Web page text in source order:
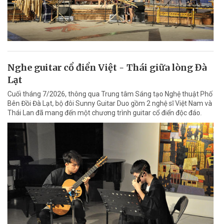
Nghe guitar cổ điển Việt - Thái giữa lòng Đà
Lạt
Cuối tháng 7/2026, thông qua Trung tâm Sáng tạo Nghệ thuật Phố
Bên Đồi Đà Lạt, bộ đôi Sunny Guitar Duo gồm 2 nghệ sĩ Việt Nam và
Thái Lan đã mang đến một chương trình guitar cổ điển độc đáo.